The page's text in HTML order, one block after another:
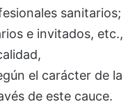
sanitarios;
e invitados, etc.,
el carácter de la
de este cauce.